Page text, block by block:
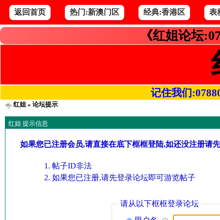
返回首页 热门:新澳门区 经典:香港区 表
《红姐论坛
记住我们
红姐» 论坛提示
红姐 提示信息
如果您已注册会员,请直接在底下框框登陆,如还没注册请
帖子ID非法
如果您已注册,请先登录论坛即可游览帖子
请从以下框框登录论坛